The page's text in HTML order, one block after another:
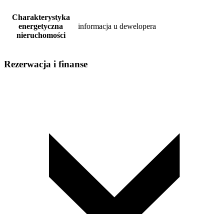
Charakterystyka
energetyczna
nieruchomości
informacja u dewelopera
Rezerwacja i finanse